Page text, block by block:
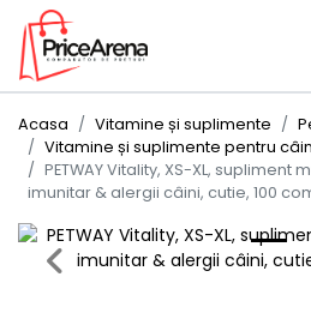
Acasa Vitamine și suplimente
Vitamine și suplimente pentru
PETWAY Vitality, XS-XL, supliment
imunitar & alergii câini, cutie, 100
Previous